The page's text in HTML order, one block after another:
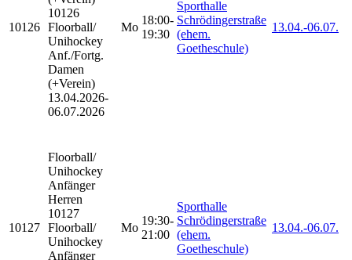
10126
10126
Floorball/
Unihockey
Anf./Fortg.
Damen
(+Verein)
13.04.2026-
06.07.2026
Mo
18:00-
19:30
Sporthalle
Schrödingerstraße
(ehem.
Goetheschule)
13.04.-06.07.
10127
Floorball/
Unihockey
Anfänger
Herren
10127
Floorball/
Unihockey
Anfänger
Mo
19:30-
21:00
Sporthalle
Schrödingerstraße
(ehem.
Goetheschule)
13.04.-06.07.